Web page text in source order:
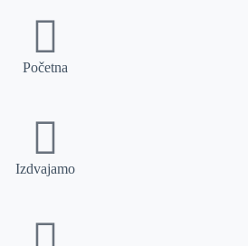
Početna
Izdvajamo